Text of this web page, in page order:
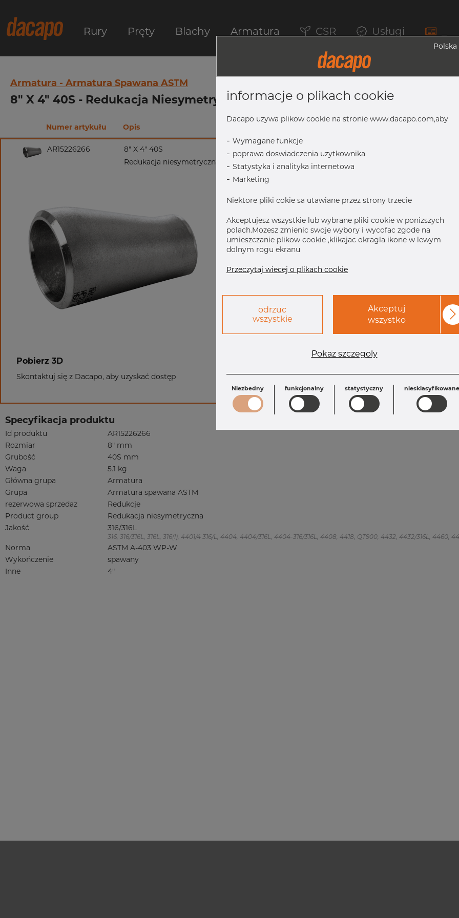
Rury Pręty Blachy Armatura CSR Usługi
Armatura - Armatura Spawana ASTM
8" X 4" 40S - Redukacja Niesymetryczna, 316/316L, ASTM A-403 WP-W, 4",
Numer artykułu Opis
AR15226266
8" X 4" 40S
Redukacja niesymetryczna, 316/316L, ASTM A-403 WP-W, 4", spawany
Pobierz 3D
Skontaktuj się z Dacapo, aby uzyskać dostęp
T1: 6.02 mm
L: 152.0 mm
Specyfikacja produktu
Id produktu
AR15226266
Rozmiar
8" mm
Grubość
40S mm
Waga
5.1 kg
Główna grupa
Armatura
Grupa
Armatura spawana ASTM
rezerwowa sprzedaz
Redukcje
Product group
Redukacja niesymetryczna
Jakość
316/316L
316, 316/316L, 316L, 316(l), 4401/4 316/L, 4404, 4404/316L, 4404-316/316L, 4408, 4418, QT900, 4432, 4432/316L, 4460,
Norma
ASTM A-403 WP-W
Wykończenie
spawany
Inne
4"
Polska
informacje o plikach cookie
Dacapo uzywa plikow cookie na stronie www.dacapo.com,aby
- Wymagane funkcje
- poprawa doswiadczenia uzytkownika
- Statystyka i analityka internetowa
- Marketing
Niektore pliki cokie sa utawiane przez strony trzecie
Akceptujesz wszystkie lub wybrane pliki cookie w ponizszych
polach.Mozesz zmienic swoje wybory i wycofac zgode na
umieszczanie plikow cookie ,klikajac okragla ikone w lewym
dolnym rogu ekranu
Przeczytaj wiecej o plikach cookie
odrzuc
wszystkie
Akceptuj
wszystko
Pokaz szczegoly
Niezbedny funkcjonalny statystyczny niesklasyfikowane